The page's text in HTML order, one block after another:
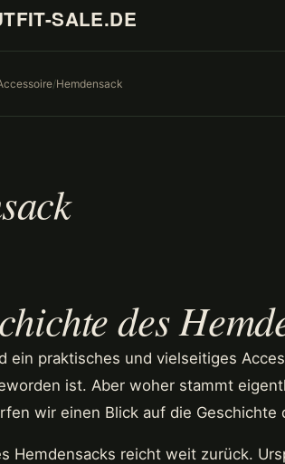
SALE.DE
/Hemdensack
des
ein praktisches und vielseitiges
ist. Aber woher stammt
wir einen Blick auf die Geschichte
Hemdensacks reicht weit zurück.